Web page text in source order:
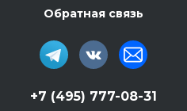
Обратная связь
+7 (495) 777-08-31